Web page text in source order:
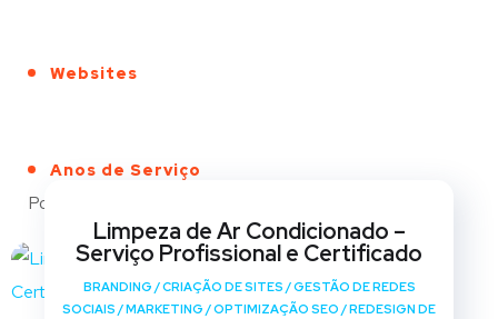
Websites
Anos de Serviço
Portfólio
Limpeza de Ar Condicionado –
Serviço Profissional e Certificado
BRANDING /CRIAÇÃO DE SITES /GESTÃO DE REDES
SOCIAIS /MARKETING /OPTIMIZAÇÃO SEO /REDESIGN DE